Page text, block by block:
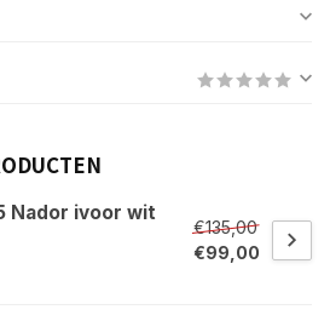
Nador ivoor wit
€135,00
€99,00